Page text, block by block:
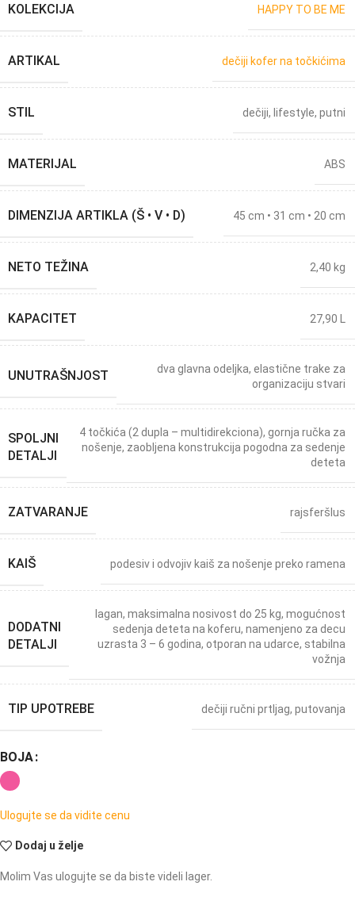
KOLEKCIJA HAPPY TO BE ME
ARTIKAL dečiji kofer na točkićima
STIL dečiji, lifestyle, putni
MATERIJAL ABS
DIMENZIJA ARTIKLA (Š • V • D) 45 cm • 31 cm • 20 cm
NETO TEŽINA 2,40 kg
KAPACITET 27,90 L
UNUTRAŠNJOST dva glavna odeljka, elastične trake za
organizaciju stvari
SPOLJNI
DETALJI
4 točkića (2 dupla – multidirekciona), gornja ručka za
nošenje, zaobljena konstrukcija pogodna za sedenje
deteta
ZATVARANJE rajsferšlus
KAIŠ podesiv i odvojiv kaiš za nošenje preko ramena
DODATNI
DETALJI
lagan, maksimalna nosivost do 25 kg, mogućnost
sedenja deteta na koferu, namenjeno za decu
uzrasta 3 – 6 godina, otporan na udarce, stabilna
vožnja
TIP UPOTREBE dečiji ručni prtljag, putovanja
BOJA
Ulogujte se da vidite cenu
Dodaj u želje
Molim Vas ulogujte se da biste videli lager.